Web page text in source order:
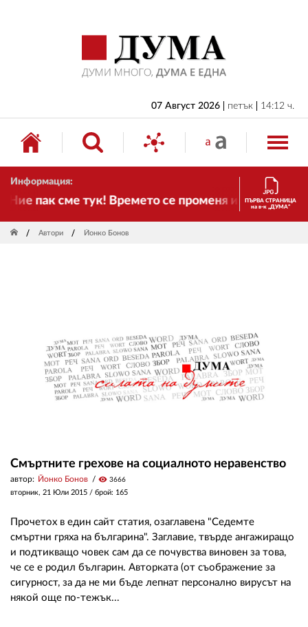
07 Август 2026 петък 14:12 ч.
Информация:
пак сме тук! Времето се променя и налагаПЪРВА СТРАНИЦА
на в-к „ДУМА“
Автори Йонко Бонов
Смъртните грехове на социалното неравенство
автор: Йонко Бонов visibility 3666
вторник, 21 Юли 2015 / брой: 165
Прочетох в един сайт статия, озаглавена "Седемте
смъртни гряха на българина". Заглавие, твърде ангажиращо
и подтикващо човек сам да се почувства виновен за това,
че се е родил българин. Авторката (от съображение за
сигурност, за да не ми бъде лепнат персонално вирусът на
някой още по-тежък...
БЪЛГАРИЯ
ИКОНОМИКА
ИЗБОРИ
СВЯТ
ЗА НАС
АВТОРИ
РЕДАКЦИЯ
ПОЛИТИКА ЗА БИСКВИТКИТЕ
ПОЛИТИКАТА ЗА